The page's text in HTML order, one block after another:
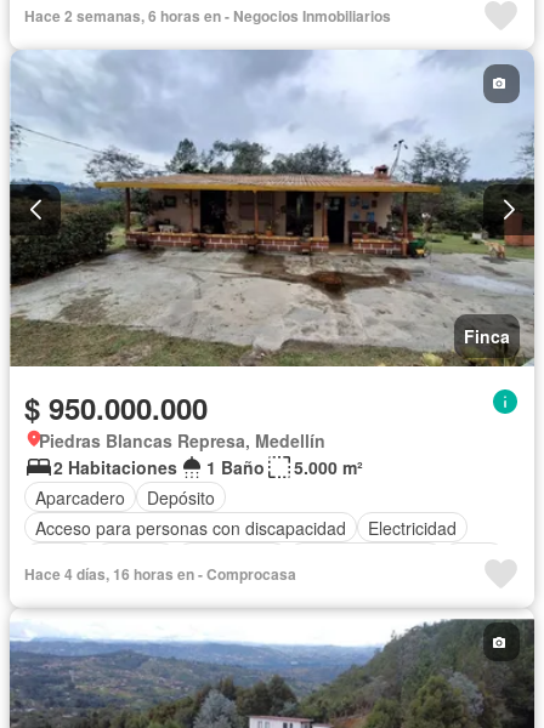
Hace 2 semanas, 6 horas en - Negocios Inmobiliarios
Finca
$ 950.000.000
Piedras Blancas Represa, Medellín
2 Habitaciones
1 Baño
5.000 m²
Aparcadero
Depósito
Acceso para personas con discapacidad
Electricidad
Agua
Patio
Hace 4 días, 16 horas en - Comprocasa